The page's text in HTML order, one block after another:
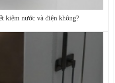
kiệm nước và điện không?